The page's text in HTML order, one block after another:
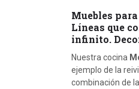
Muebles
Líneas que
infinito.
Nuestra cocina
ejemplo de la
combinación de